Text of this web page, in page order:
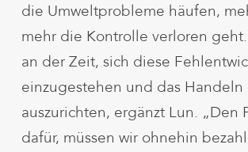
die Umweltprobleme häufen,
mehr die Kontrolle verloren
an der Zeit, sich diese
einzugestehen und das Handeln
auszurichten, ergänzt Lun. „Den
dafür, müssen wir ohnehin